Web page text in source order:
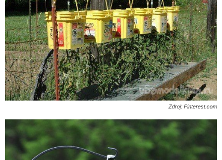
Zdroj: Pinterest.com